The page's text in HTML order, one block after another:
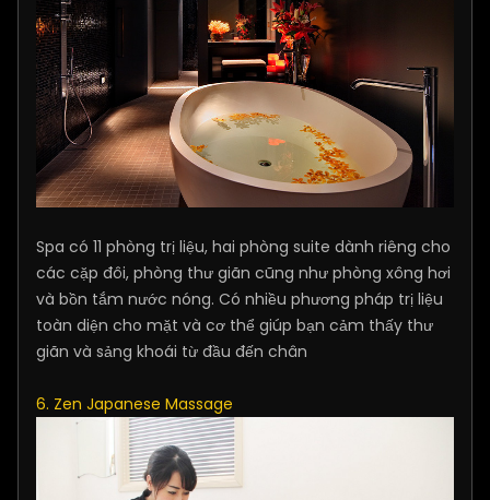
Spa có 11 phòng trị liệu, hai phòng suite dành riêng cho
các cặp đôi, phòng thư giãn cũng như phòng xông hơi
và bồn tắm nước nóng. Có nhiều phương pháp trị liệu
toàn diện cho mặt và cơ thể giúp bạn cảm thấy thư
giãn và sảng khoái từ đầu đến chân
6. Zen Japanese Massage